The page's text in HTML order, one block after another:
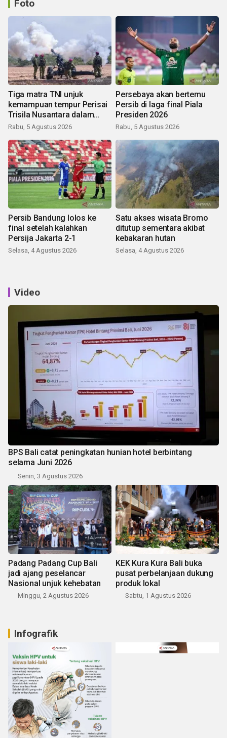
Foto
Tiga matra TNI unjuk
kemampuan tempur Perisai
Trisila Nusantara dalam
latihan di Kepri
Rabu, 5 Agustus 2026
Persebaya akan bertemu
Persib di laga final Piala
Presiden 2026
Rabu, 5 Agustus 2026
Persib Bandung lolos ke
final setelah kalahkan
Persija Jakarta 2-1
Selasa, 4 Agustus 2026
Satu akses wisata Bromo
ditutup sementara akibat
kebakaran hutan
Selasa, 4 Agustus 2026
Video
BPS Bali catat peningkatan hunian hotel berbintang
selama Juni 2026
Senin, 3 Agustus 2026
Padang Padang Cup Bali
jadi ajang peselancar
Nasional unjuk kehebatan
Minggu, 2 Agustus 2026
KEK Kura Kura Bali buka
pusat perbelanjaan dukung
produk lokal
Sabtu, 1 Agustus 2026
Infografik